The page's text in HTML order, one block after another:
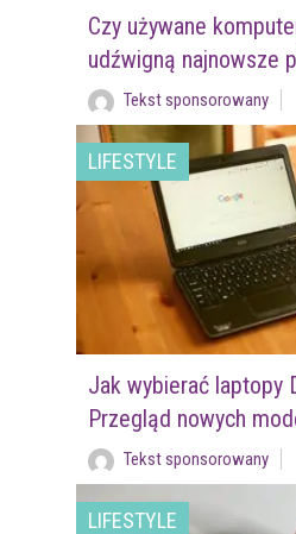
Czy używane
udźwigną najnowsze
Tekst sponsorowany
LIFESTYLE
Jak wybierać laptopy
Przegląd nowych
Tekst sponsorowany
LIFESTYLE